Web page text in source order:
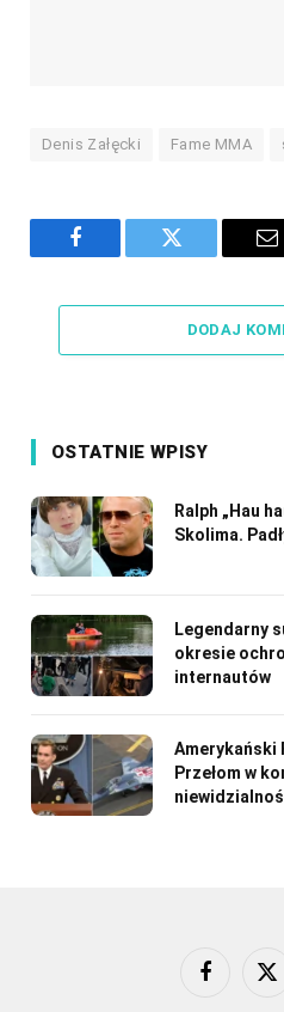
Denis Załęcki Fame MMA
Facebook Twitter
DODAJ
OSTATNIE WPISY
Ralph „Hau
Skolima.
Legendarny
okresie
internautów
Amerykański
Przełom w
FacebookX